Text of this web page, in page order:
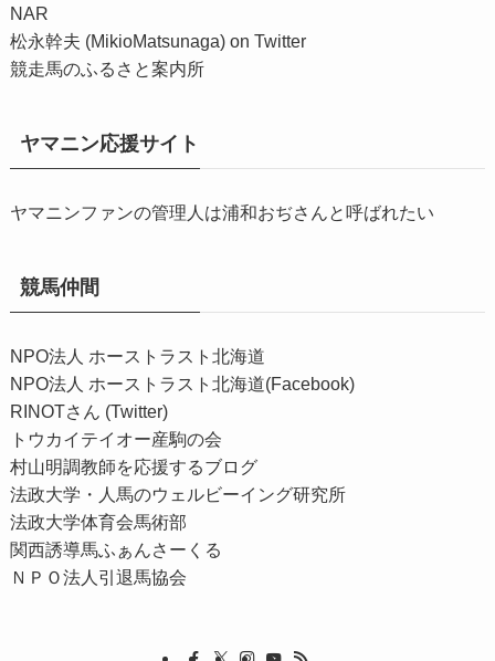
NAR
松永幹夫 (MikioMatsunaga) on Twitter
競走馬のふるさと案内所
ヤマニン応援サイト
ヤマニンファンの管理人は浦和おぢさんと呼ばれたい
競馬仲間
NPO法人 ホーストラスト北海道
NPO法人 ホーストラスト北海道(Facebook)
RINOTさん (Twitter)
トウカイテイオー産駒の会
村山明調教師を応援するブログ
法政大学・人馬のウェルビーイング研究所
法政大学体育会馬術部
関西誘導馬ふぁんさーくる
ＮＰＯ法人引退馬協会